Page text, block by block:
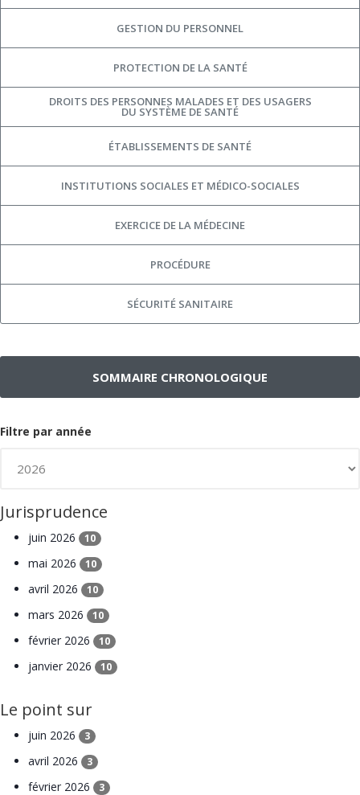
GESTION DU PERSONNEL
PROTECTION DE LA SANTÉ
DROITS DES PERSONNES MALADES ET DES USAGERS
DU SYSTÈME DE SANTÉ
ÉTABLISSEMENTS DE SANTÉ
INSTITUTIONS SOCIALES ET MÉDICO-SOCIALES
EXERCICE DE LA MÉDECINE
PROCÉDURE
SÉCURITÉ SANITAIRE
SOMMAIRE CHRONOLOGIQUE
Filtre par année
Jurisprudence
juin 2026 10
mai 2026 10
avril 2026 10
mars 2026 10
février 2026 10
janvier 2026 10
Le point sur
juin 2026 3
avril 2026 3
février 2026 3